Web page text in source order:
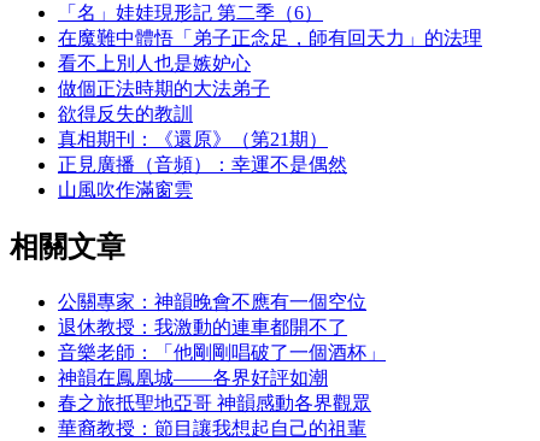
「名」娃娃現形記 第二季（6）
在魔難中體悟「弟子正念足，師有回天力」的法理
看不上別人也是嫉妒心
做個正法時期的大法弟子
欲得反失的教訓
真相期刊：《還原》（第21期）
正見廣播（音頻）：幸運不是偶然
山風吹作滿窗雲
相關文章
公關專家：神韻晚會不應有一個空位
退休教授：我激動的連車都開不了
音樂老師：「他剛剛唱破了一個酒杯」
神韻在鳳凰城――各界好評如潮
春之旅抵聖地亞哥 神韻感動各界觀眾
華裔教授：節目讓我想起自己的祖輩